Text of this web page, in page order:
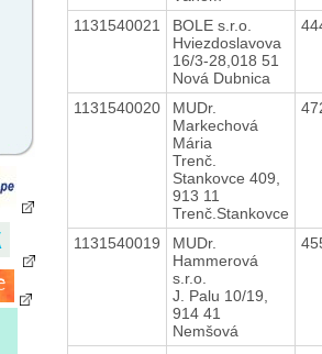
1131540021
BOLE s.r.o.
Hviezdoslavova
16/3-28,018 51
Nová Dubnica
1131540020
MUDr.
Markechová
Mária
Trenč.
Stankovce 409,
913 11
Trenč.Stankovce
1131540019
MUDr.
Hammerová
s.r.o.
J. Palu 10/19,
914 41
Nemšová